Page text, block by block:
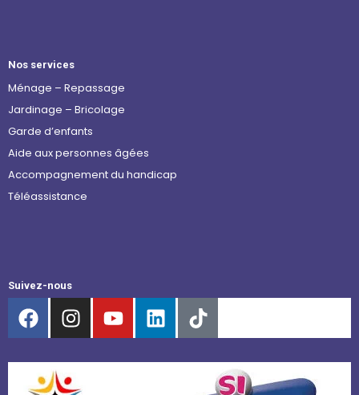
Nos services
Ménage – Repassage
Jardinage – Bricolage
Garde d’enfants
Aide aux personnes âgées
Accompagnement du handicap
Téléassistance
Suivez-nous